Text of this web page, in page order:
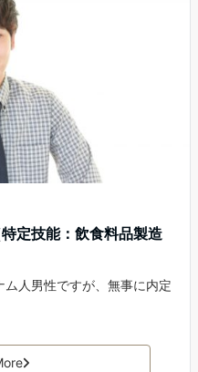
定技能：飲食料品製造
ム人男性ですが、無事に内定